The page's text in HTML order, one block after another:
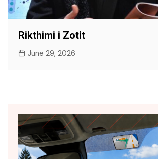
Rikthimi i Zotit
June 29, 2026